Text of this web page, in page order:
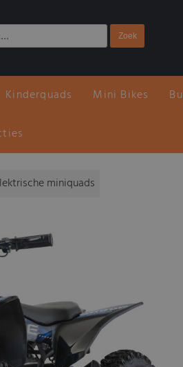
Kinderquads Mini Bikes
miniquads